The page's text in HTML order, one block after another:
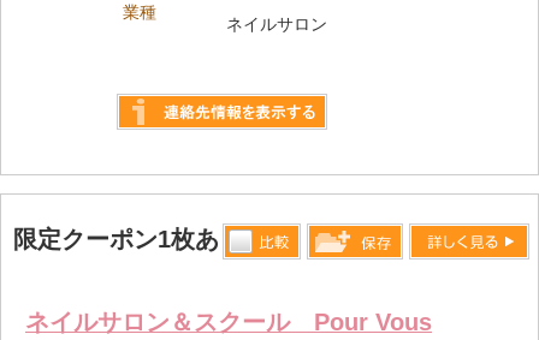
業種
ネイルサロン
限定クーポン1枚あり
ネイルサロン＆スクール Pour Vous
る
トへ登録